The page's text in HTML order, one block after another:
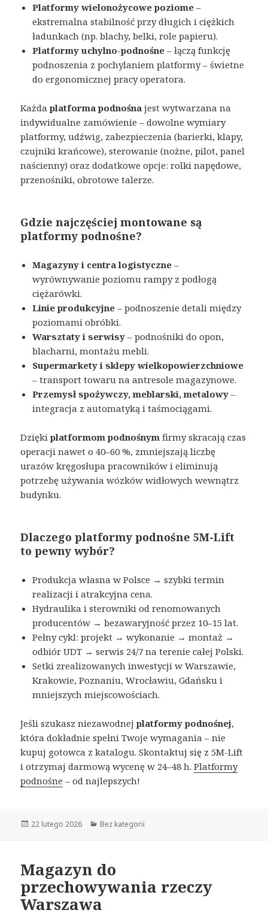
Platformy wielonożycowe poziome –
ekstremalna stabilność przy długich i ciężkich
ładunkach (np. blachy, belki, role papieru).
Platformy uchylno-podnośne – łączą funkcję
podnoszenia z pochylaniem platformy – świetne
do ergonomicznej pracy operatora.
Każdaplatforma podnośna jest wytwarzana na
indywidualne zamówienie – dowolne wymiary
platformy, udźwig, zabezpieczenia (barierki, klapy,
czujniki krańcowe), sterowanie (nożne, pilot, panel
naścienny) oraz dodatkowe opcje: rolki napędowe,
przenośniki, obrotowe talerze.
Gdzie najczęściej montowane są
platformy podnośne?
Magazyny i centra logistyczne –
wyrównywanie poziomu rampy z podłogą
ciężarówki.
Linie produkcyjne – podnoszenie detali między
poziomami obróbki.
Warsztaty i serwisy – podnośniki do opon,
blacharni, montażu mebli.
Supermarkety i sklepy wielkopowierzchniowe
– transport towaru na antresole magazynowe.
Przemysł spożywczy, meblarski, metalowy –
integracja z automatyką i taśmociągami.
Dziękiplatformom podnośnym firmy skracają czas
operacji nawet o 40–60 %, zmniejszają liczbę
urazów kręgosłupa pracowników i eliminują
potrzebę używania wózków widłowych wewnątrz
budynku.
Dlaczego platformy podnośne 5M-Lift
to pewny wybór?
Produkcja własna w Polsce → szybki termin
realizacji i atrakcyjna cena.
Hydraulika i sterowniki od renomowanych
producentów → bezawaryjność przez 10–15 lat.
Pełny cykl: projekt → wykonanie → montaż →
odbiór UDT → serwis 24/7 na terenie całej Polski.
Setki zrealizowanych inwestycji w Warszawie,
Krakowie, Poznaniu, Wrocławiu, Gdańsku i
mniejszych miejscowościach.
Jeśli szukasz niezawodnejplatformy podnośnej,
która dokładnie spełni Twoje wymagania – nie
kupuj gotowca z katalogu. Skontaktuj się z 5M-Lift
i otrzymaj darmową wycenę w 24–48 h.Platformy
podnośne – od najlepszych!
Opublikowano
22 lutego 2026 Kategorie
Bez kategorii
Magazyn do
przechowywania rzeczy
Warszawa